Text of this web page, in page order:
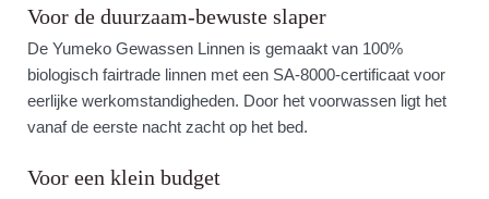
Voor de duurzaam-bewuste slaper
De Yumeko Gewassen Linnen is gemaakt van 100%
biologisch fairtrade linnen met een SA-8000-certificaat voor
eerlijke werkomstandigheden. Door het voorwassen ligt het
vanaf de eerste nacht zacht op het bed.
Voor een klein budget